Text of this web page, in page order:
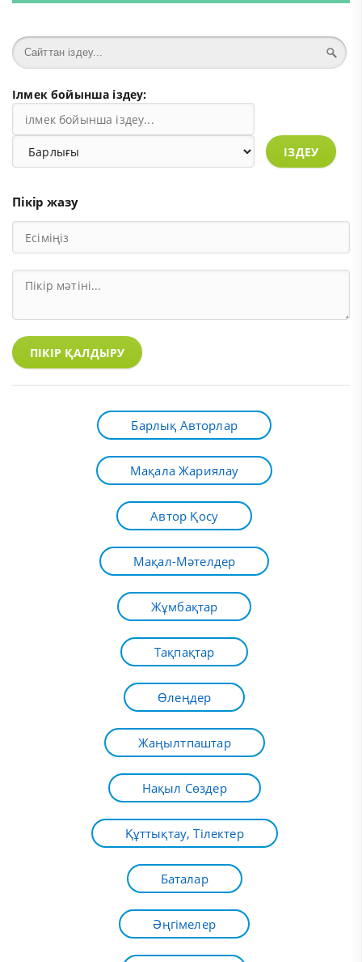
Ілмек бойынша іздеу:
ІЗДЕУ
Пікір жазу
ПІКІР ҚАЛДЫРУ
Барлық Авторлар
Мақала Жариялау
Автор Қосу
Мақал-Мәтелдер
Жұмбақтар
Тақпақтар
Өлеңдер
Жаңылтпаштар
Нақыл Сөздер
Құттықтау, Тілектер
Баталар
Әңгімелер